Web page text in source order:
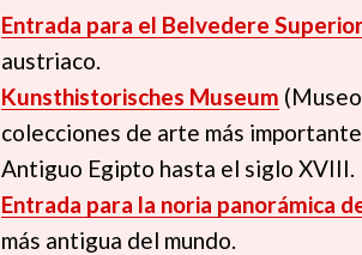
Entrada para el Belvedere
austriaco.
Kunsthistorisches Museum
colecciones de arte más
Antiguo Egipto hasta el siglo XVIII.
Entrada para la noria panorámica
más antigua del mundo.